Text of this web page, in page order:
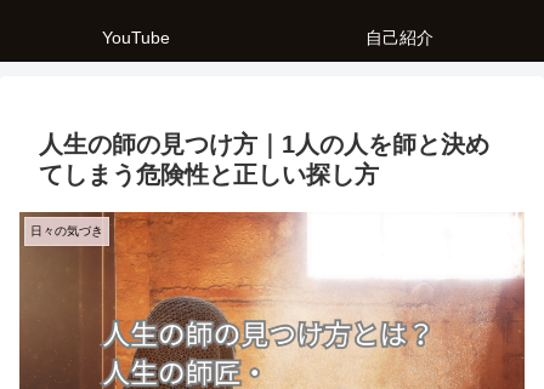
YouTube 自己紹介
人生の師の見つけ方｜1人の人を師と決め
てしまう危険性と正しい探し方
日々の気づき